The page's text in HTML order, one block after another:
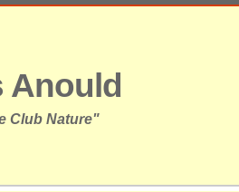
Anould
Club Nature"